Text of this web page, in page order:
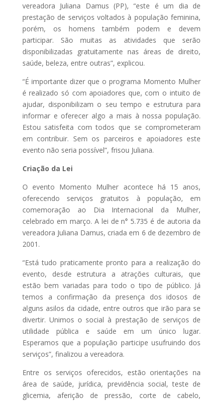
vereadora Juliana Damus (PP), “este é um dia de
prestação de serviços voltados à população feminina,
porém, os homens também podem e devem
participar. São muitas as atividades que serão
disponibilizadas gratuitamente nas áreas de direito,
saúde, beleza, entre outras”, explicou.
“É importante dizer que o programa Momento Mulher
é realizado só com apoiadores que, com o intuito de
ajudar, disponibilizam o seu tempo e estrutura para
informar e oferecer algo a mais à nossa população.
Estou satisfeita com todos que se comprometeram
em contribuir. Sem os parceiros e apoiadores este
evento não seria possível”, frisou Juliana.
Criação da Lei
O evento Momento Mulher acontece há 15 anos,
oferecendo serviços gratuitos à população, em
comemoração ao Dia Internacional da Mulher,
celebrado em março. A lei de n° 5.735 é de autoria da
vereadora Juliana Damus, criada em 6 de dezembro de
2001.
“Está tudo praticamente pronto para a realização do
evento, desde estrutura a atrações culturais, que
estão bem variadas para todo o tipo de público. Já
temos a confirmação da presença dos idosos de
alguns asilos da cidade, entre outros que irão para se
divertir. Unimos o social à prestação de serviços de
utilidade pública e saúde em um único lugar.
Esperamos que a população participe usufruindo dos
serviços”, finalizou a vereadora.
Entre os serviços oferecidos, estão orientações na
área de saúde, jurídica, previdência social, teste de
glicemia, aferição de pressão, corte de cabelo,